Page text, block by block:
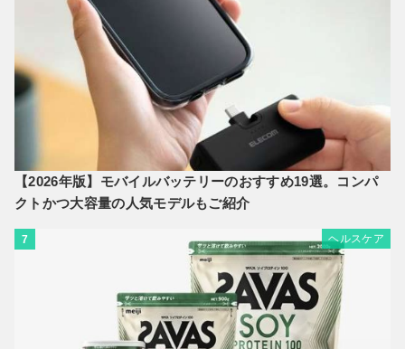
【2026年版】モバイルバッテリーのおすすめ19選。コンパ
クトかつ大容量の人気モデルもご紹介
7 ヘルスケア